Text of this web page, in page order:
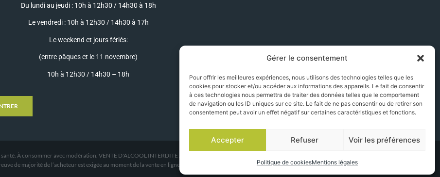
Gérer le consentement
Pour offrir les meilleures expériences, nous utilisons des technologies telles que les
cookies pour stocker et/ou accéder aux informations des appareils. Le fait de consentir
à ces technologies nous permettra de traiter des données telles que le comportement
de navigation ou les ID uniques sur ce site. Le fait de ne pas consentir ou de retirer son
consentement peut avoir un effet négatif sur certaines caractéristiques et fonctions.
Accepter Refuser Voir les préférences
Politique de cookiesMentions légales
Du lundi au jeudi : 10h à 12h30 / 14h30 à 18h
Le vendredi : 10h à 12h30 / 14h30 à 17h
Le weekend et jours fériés:
(entre pâques et le 11 novembre)
10h à 12h30 / 14h30 – 18h
santé. À consommer avec modération. VENTE D'ALCOOL INTERDITE AUX MINEURS.
de majorité de l’acheteur est exigée au moment de la vente en ligne. CODE DE LA SANTE PUBLIQUE, ART. L. 3342-1 et L. 3353-3